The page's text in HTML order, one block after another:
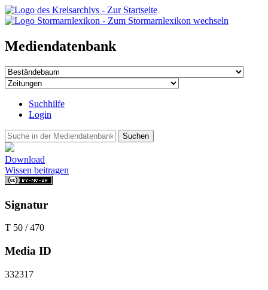
Mediendatenbank
Suchhilfe
Login
Suchen
Download
Wissen beitragen
Signatur
T 50 / 470
Media ID
332317